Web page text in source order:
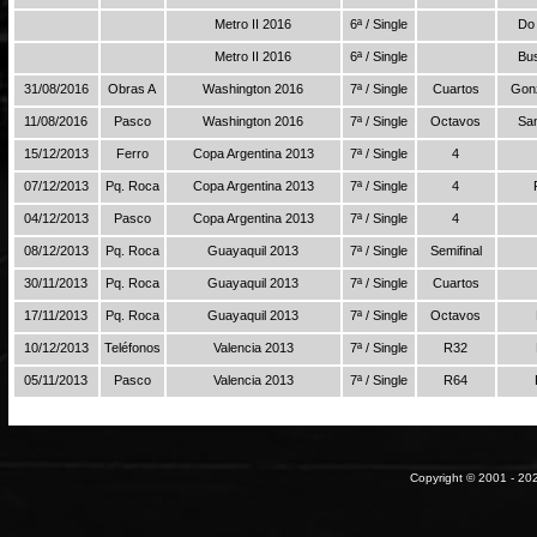
Metro II 2016 6ª / Single
Metro II 2016 6ª / Single
31/08/2016 Obras A Washington 2016 7ª / Single Cuartos
11/08/2016 Pasco Washington 2016 7ª / Single Octavos
15/12/2013 Ferro Copa Argentina 2013 7ª / Single 4
07/12/2013 Pq. Roca Copa Argentina 2013 7ª / Single 4
04/12/2013 Pasco Copa Argentina 2013 7ª / Single 4
08/12/2013 Pq. Roca Guayaquil 2013 7ª / Single Semifinal
30/11/2013 Pq. Roca Guayaquil 2013 7ª / Single Cuartos
17/11/2013 Pq. Roca Guayaquil 2013 7ª / Single Octavos
10/12/2013 Teléfonos Valencia 2013 7ª / Single R32
05/11/2013 Pasco Valencia 2013 7ª / Single R64
Copyright © 2001 -